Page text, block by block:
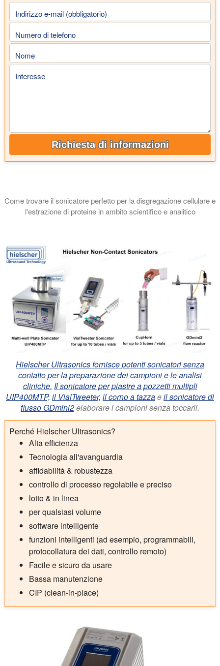
Indirizzo e-mail (obbligatorio)
Numero di telefono
Nome
Interesse
Richiesta di informazioni
Come trovare il sonicatore perfetto per la disgregazione cellulare e
l'estrazione di proteine in ambito scientifico e analitico
Hielscher Ultrasonics fornisce potenti sonicatori senza
contatto per la preparazione dei campioni e le analisi
cliniche. Il sonicatore per piastre a pozzetti multipli
UIP400MTP, il VialTweeter, il corno a tazzaeil sonicatore di
flusso GDmini2elaborare i campioni senza toccarli.
Perché Hielscher Ultrasonics?
Alta efficienza
Tecnologia all'avanguardia
affidabilità & robustezza
controllo di processo regolabile e preciso
lotto & in linea
per qualsiasi volume
software intelligente
funzioni intelligenti (ad esempio, programmabili,
protocollatura dei dati, controllo remoto)
Facile e sicuro da usare
Bassa manutenzione
CIP (clean-in-place)